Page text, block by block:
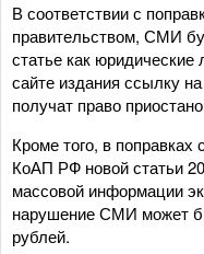
В соответствии с
правительством, СМИ
статье как
сайте издания ссылку
получат право
Кроме того, в
КоАП РФ новой статьи
массовой информации
нарушение СМИ может
рублей.